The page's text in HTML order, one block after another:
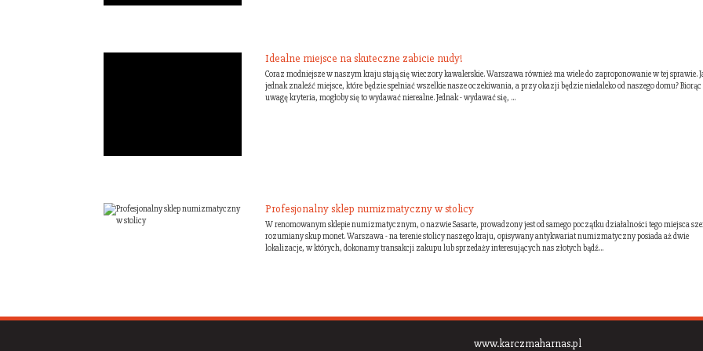
Idealne miejsce na skuteczne zabicie nudy!
Coraz modniejsze w naszym kraju stają się wieczory kawalerskie. Warszawa również ma wiele do zaproponowanie w tej sprawie.
jednak znaleźć miejsce, które będzie spełniać wszelkie nasze oczekiwania, a przy okazji będzie niedaleko od naszego domu? Biorąc
uwagę kryteria, mogłoby się to wydawać nierealne. Jednak - wydawać się, ...
Profesjonalny sklep numizmatyczny w stolicy
W renomowanym sklepie numizmatycznym, o nazwie Sasarte, prowadzony jest od samego początku działalności tego miejsca
rozumiany skup monet. Warszawa - na terenie stolicy naszego kraju, opisywany antykwariat numizmatyczny posiada aż dwie
lokalizacje, w których, dokonamy transakcji zakupu lub sprzedaży interesujących nas złotych bądź...
www.karczmaharnas.pl